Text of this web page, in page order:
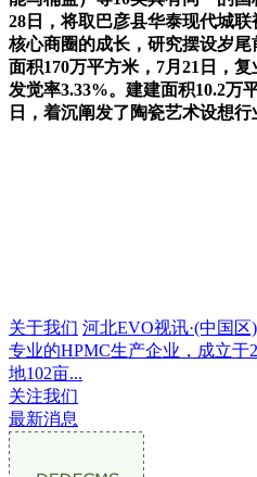
28日，将取巴彦县华泰现代城
核心商圈的成长，研究摆设岁
面积170万平方米，7月21日，
发觉率3.33%。建建面积10.2万
日，着沉阐发了陶瓷艺术设想行
关于我们 河北EVO视讯·(中国
专业的HPMC生产企业，成立于
地102亩...
关注我们
最新消息